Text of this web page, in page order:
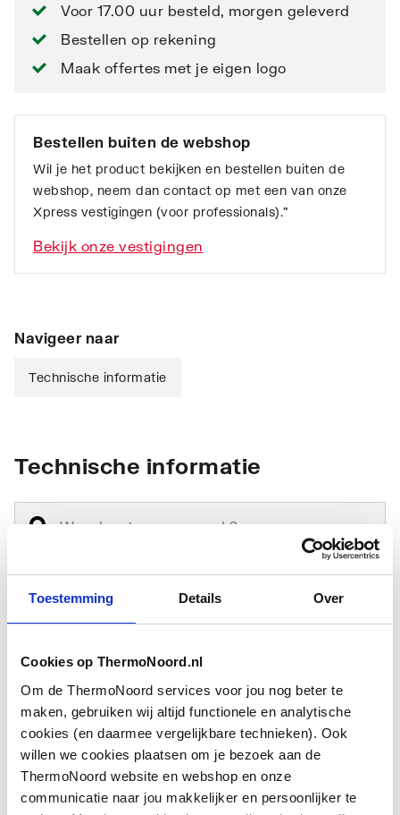
Toestemming Details Over
Cookies op ThermoNoord.nl
Om de ThermoNoord services voor jou nog beter te
maken, gebruiken wij altijd functionele en analytische
cookies (en daarmee vergelijkbare technieken). Ook
willen we cookies plaatsen om je bezoek aan de
ThermoNoord website en webshop en onze
communicatie naar jou makkelijker en persoonlijker te
Voor 17.00 uur besteld, morgen geleverd
Bestellen op rekening
Maak offertes met je eigen logo
Bestellen buiten de webshop
Wil je het product bekijken en bestellen buiten de
webshop, neem dan contact op met een van onze
Xpress vestigingen (voor professionals).”
Bekijk onze vestigingen
Navigeer naar
Technische informatie
Technische informatie
Materiaal Polystyreen (PS)
Lengte 900
Breedte 900
Hoogte 150